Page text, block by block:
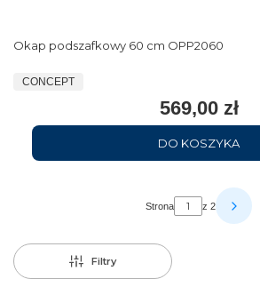
Okap podszafkowy 60 cm OPP2060
CONCEPT
569,00 zł
DO KOSZYKA
Strona z 2
Filtry